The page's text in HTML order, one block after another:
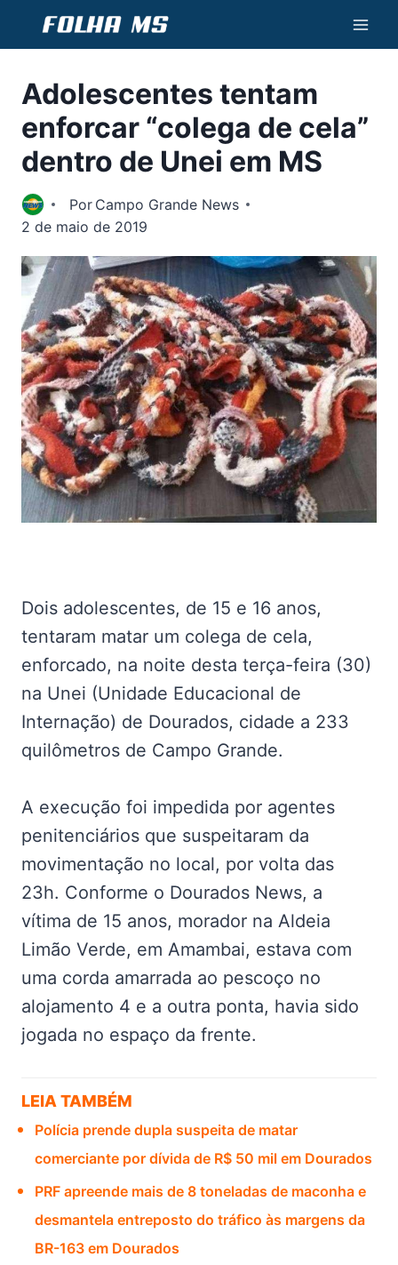
Conteúdo
Adolescentes tentam
enforcar “colega de cela”
dentro de Unei em MS
Por Campo Grande News
2 de maio de 2019
Dois adolescentes, de 15 e 16 anos,
tentaram matar um colega de cela,
enforcado, na noite desta terça-feira (30)
na Unei (Unidade Educacional de
Internação) de Dourados, cidade a 233
quilômetros de Campo Grande.
A execução foi impedida por agentes
penitenciários que suspeitaram da
movimentação no local, por volta das
23h. Conforme o Dourados News, a
vítima de 15 anos, morador na Aldeia
Limão Verde, em Amambai, estava com
uma corda amarrada ao pescoço no
alojamento 4 e a outra ponta, havia sido
jogada no espaço da frente.
LEIA TAMBÉM
Polícia prende dupla suspeita de matar
comerciante por dívida de R$ 50 mil em Dourados
PRF apreende mais de 8 toneladas de maconha e
desmantela entreposto do tráfico às margens da
BR-163 em Dourados